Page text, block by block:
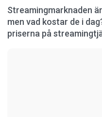
Streamingmarknaden
men vad kostar de i
priserna på